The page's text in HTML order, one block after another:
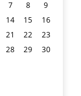
7 8
9
14 15
16
21 22
23
28 29
30